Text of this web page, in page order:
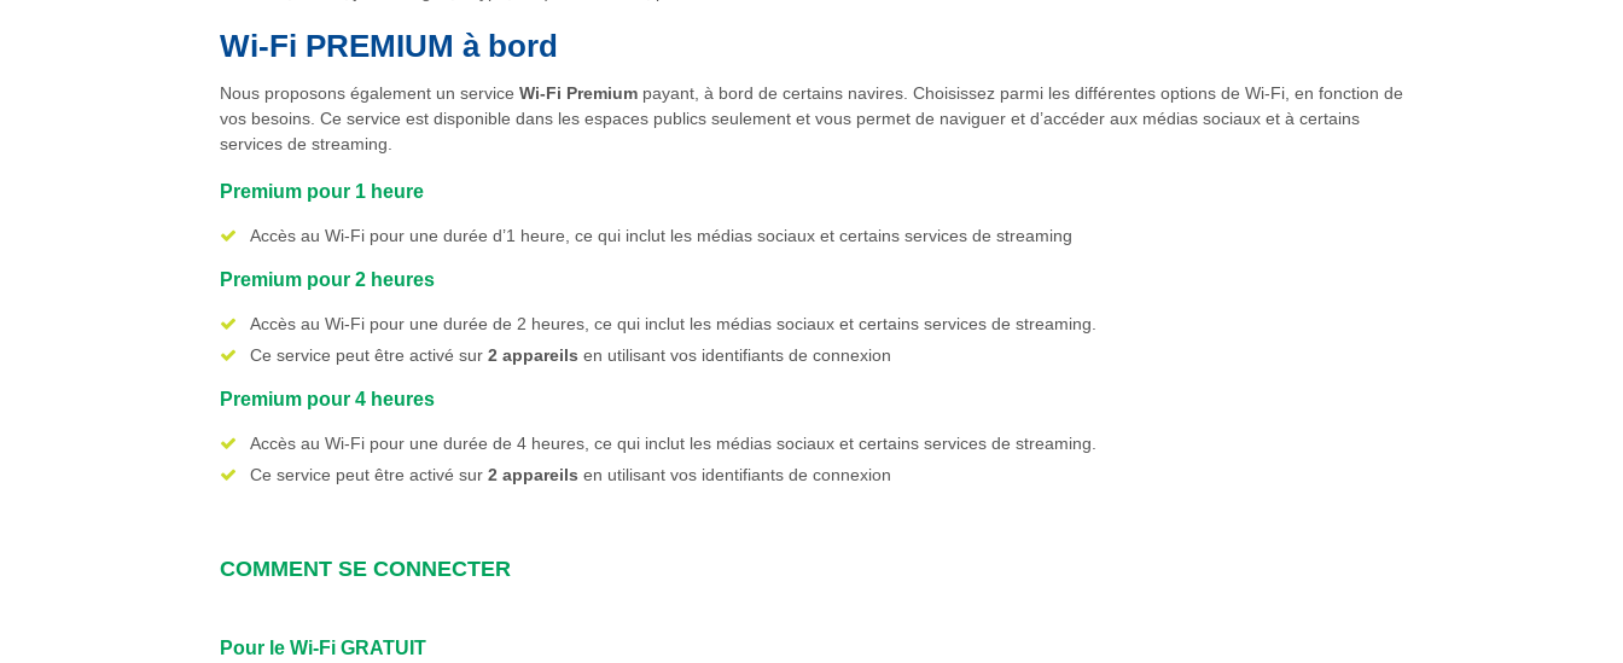
Wi-Fi PREMIUM à bord
Nous proposons également un service Wi-Fi Premium payant, à bord de certains navires. Choisissez parmi les différentes options de Wi-Fi, en fonction de
vos besoins. Ce service est disponible dans les espaces publics seulement et vous permet de naviguer et d’accéder aux médias sociaux et à certains
services de streaming.
Premium pour 1 heure
Accès au Wi-Fi pour une durée d’1 heure, ce qui inclut les médias sociaux et certains services de streaming
Premium pour 2 heures
Accès au Wi-Fi pour une durée de 2 heures, ce qui inclut les médias sociaux et certains services de streaming.
Ce service peut être activé sur 2 appareils en utilisant vos identifiants de connexion
Premium pour 4 heures
Accès au Wi-Fi pour une durée de 4 heures, ce qui inclut les médias sociaux et certains services de streaming.
Ce service peut être activé sur 2 appareils en utilisant vos identifiants de connexion
COMMENT SE CONNECTER
Pour le Wi-Fi GRATUIT